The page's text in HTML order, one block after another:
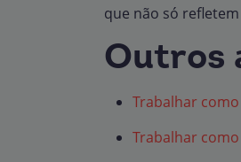
que não só
Outros
Trabalhar
Trabalhar